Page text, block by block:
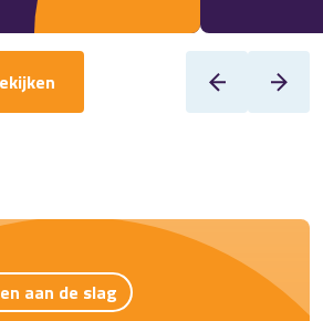
aan de slag